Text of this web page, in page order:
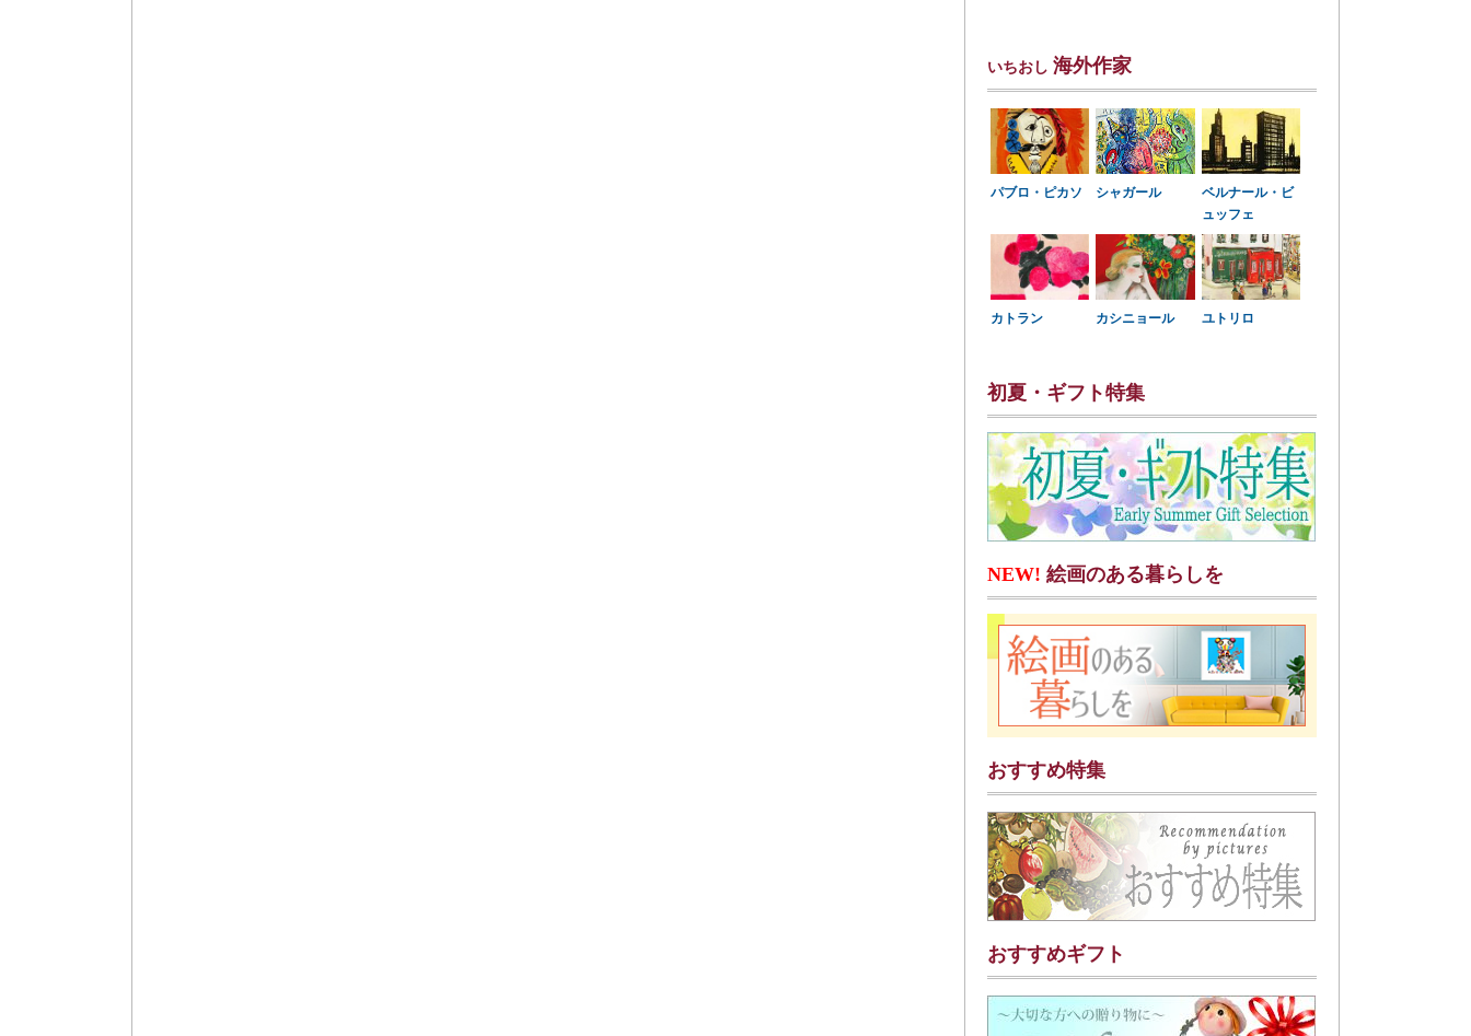
いちおし 海外作家
パブロ・ピカソ シャガール
ベルナール・ビ
ュッフェ
カトラン カシニョール ユトリロ
初夏・ギフト特集
NEW! 絵画のある暮らしを
おすすめ特集
おすすめギフト